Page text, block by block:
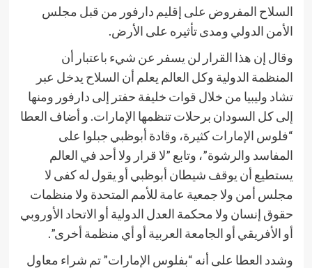
السلاح المفروض على إقليم دارفور من قبل مجلس
الأمن الدولي ومدى تأثيره على الأرض.
وقال إن هذا القرار لن يسفر عن شيء باعتبار أن
المنظمة الدولية وكل العالم يعلم أن السلاح يدخل عبر
تشاد وليبيا من خلال قوات خليفة حفتر إلى دارفور ومنها
إلى كل السودان برحلات تنظمها الإمارات. و أضاف العطا
“فلوس الإمارات كثيرة، وقادة أبوظبي جبلوا على
المفاسد والرشوة”، وتابع ”لا قرار ولا أحد في العالم
يستطيع أن يوقف شيطان أبوظبي أو يقول له كفى لا
مجلس أمن ولا جمعية عامة للأمم المتحدة ولا منظمات
حقوق إنسان ولا محكمة العدل الدولية أو الاتحاد الأوروبي
أو الأفريقي أو الجامعة العربية أو أي منظمة أخرى”.
وشدد العطا على أنه “بفلوس الإمارات” تم شراء معاول